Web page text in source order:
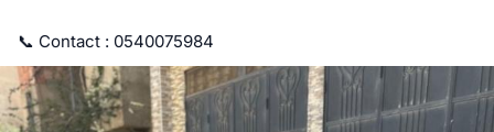
📞 Contact : 0540075984